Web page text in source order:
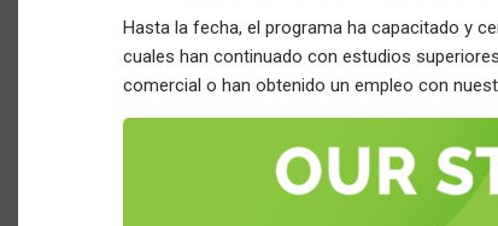
Hasta la fecha, el programa ha capacitado y
cuales han continuado con estudios
comercial o han obtenido un empleo con